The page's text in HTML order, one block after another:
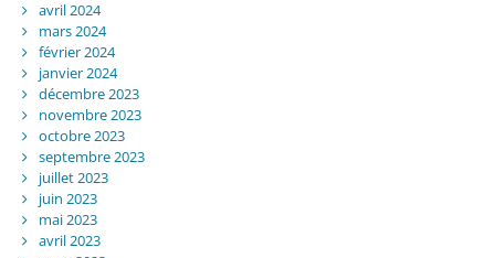
avril 2024
mars 2024
février 2024
janvier 2024
décembre 2023
novembre 2023
octobre 2023
septembre 2023
juillet 2023
juin 2023
mai 2023
avril 2023